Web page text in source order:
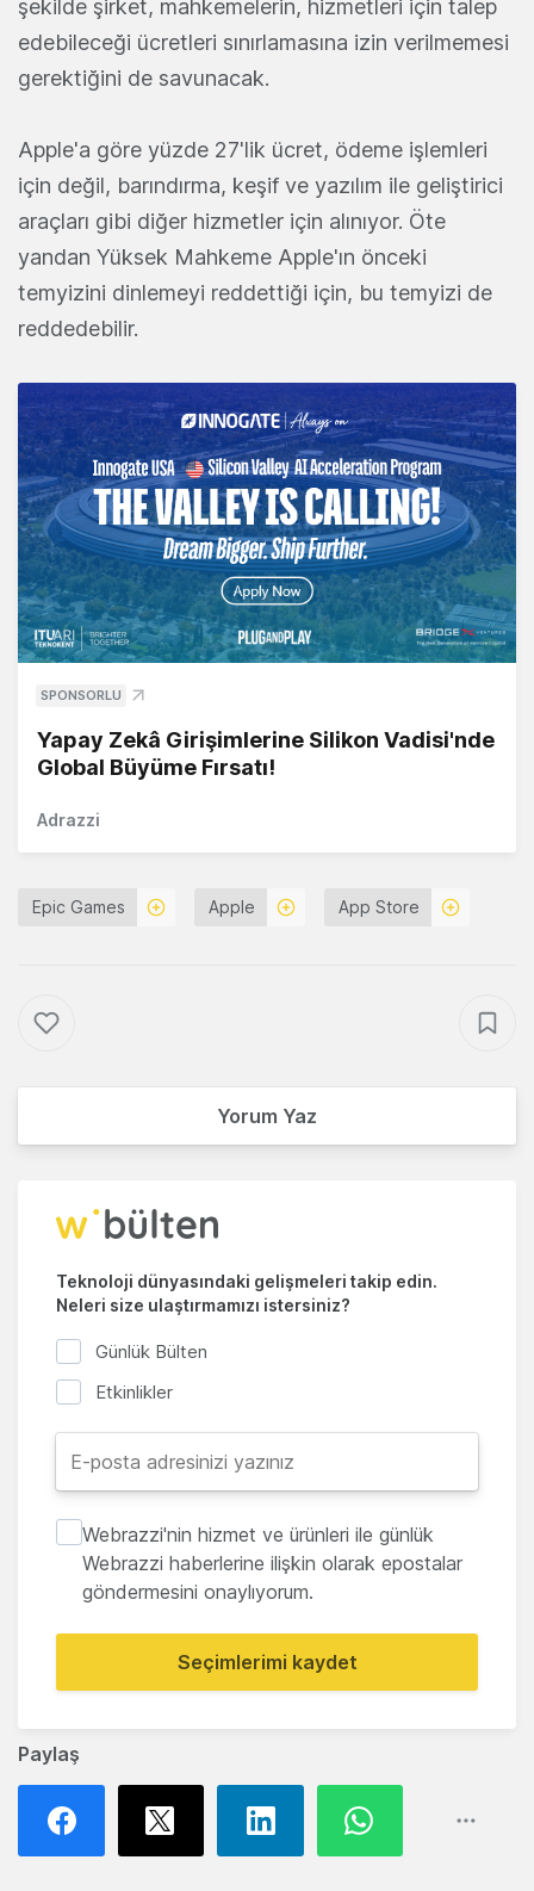
Paylaş
şekilde şirket, mahkemelerin, hizmetleri için talep
edebileceği ücretleri sınırlamasına izin verilmemesi
gerektiğini de savunacak.
Apple'a göre yüzde 27'lik ücret, ödeme işlemleri
için değil, barındırma, keşif ve yazılım ile geliştirici
araçları gibi diğer hizmetler için alınıyor. Öte
yandan Yüksek Mahkeme Apple'ın önceki
temyizini dinlemeyi reddettiği için, bu temyizi de
reddedebilir.
SPONSORLU
Yapay Zekâ Girişimlerine Silikon Vadisi'nde
Global Büyüme Fırsatı!
Adrazzi
Epic Games Apple App Store
Yorum Yaz
Teknoloji dünyasındaki gelişmeleri takip edin.
Neleri size ulaştırmamızı istersiniz?
Günlük Bülten
Etkinlikler
Webrazzi'nin hizmet ve ürünleri ile günlük
Webrazzi haberlerine ilişkin olarak epostalar
göndermesini onaylıyorum.
Seçimlerimi kaydet